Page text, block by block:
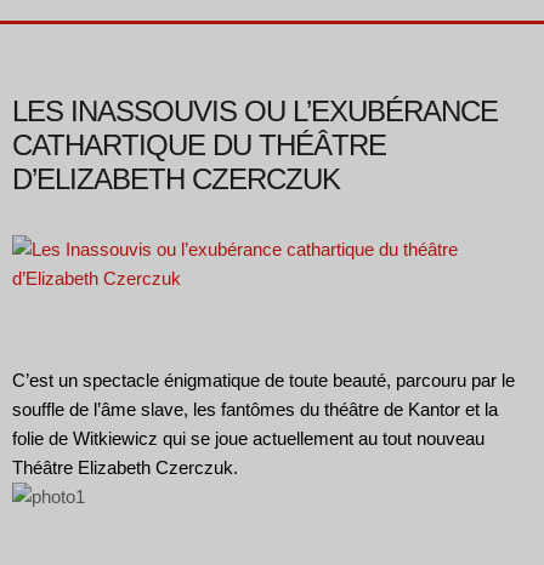
LES INASSOUVIS OU L’EXUBÉRANCE
CATHARTIQUE DU THÉÂTRE
D’ELIZABETH CZERCZUK
C’est un spectacle énigmatique de toute beauté, parcouru par le
souffle de l’âme slave, les fantômes du théâtre de Kantor et la
folie de Witkiewicz qui se joue actuellement au tout nouveau
Théâtre Elizabeth Czerczuk.